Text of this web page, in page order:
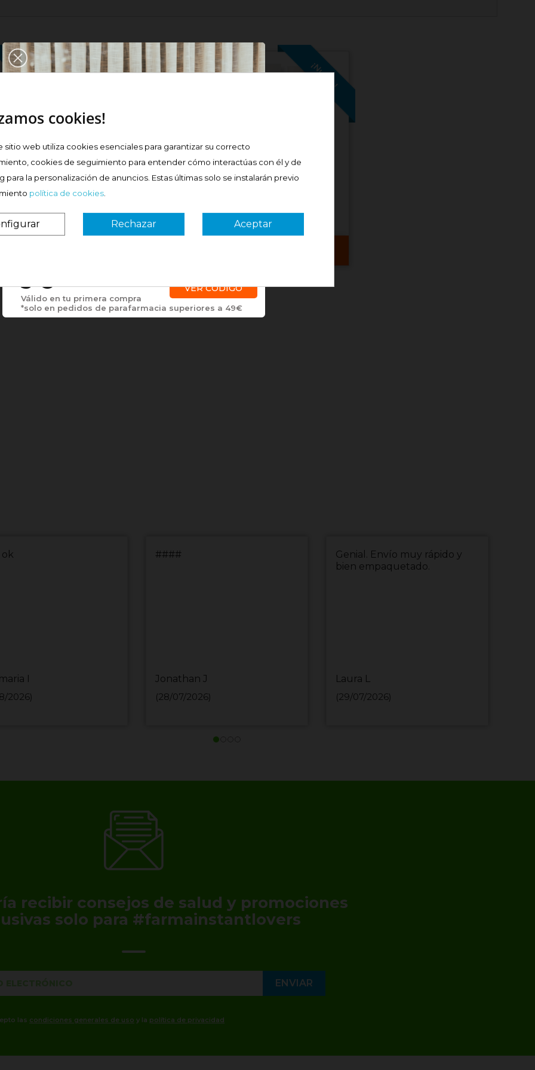
¡Nuevo!
ALTA
¡Nuevo!
ISDIN COVERAGE ALTA
COBERTURA SPF50+...
Precio
¡Nuevo!
COBERTURA SPF50+...
Precio
U
2026)
Perfecto, no tenían el
Natalia T
(26/07/2026)
Me encanta esta página, su
servicio, atención al cliente y
Farma I
(20/07/2026)
recibir consejos de salud y promociones
solo para #farmainstantlovers
las condiciones generales de uso y la política de privacidad
¿Es tu primera vez? ¡SORPRESA!
VER CÓDIGO
Válido en tu primera compra
*solo en pedidos de parafarmacia superiores a 49€
3 €
cookies!
sitio web utiliza cookies esenciales para garantizar su correcto
cookies de seguimiento para entender cómo interactúas con él y de
para la personalización de anuncios. Estas últimas solo se instalarán previo
política de cookies
Rechazar Aceptar